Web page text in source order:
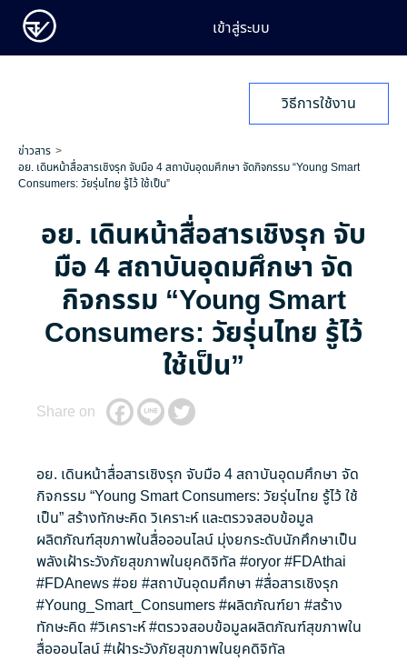
เข้าสู่ระบบ
วิธีการใช้งาน
ข่าวสาร
อย. เดินหน้าสื่อสารเชิงรุก จับมือ 4 สถาบันอุดมศึกษา จัดกิจกรรม “Young Smart
Consumers: วัยรุ่นไทย รู้ไว้ ใช้เป็น”
อย. เดินหน้าสื่อสารเชิงรุก จับ
มือ 4 สถาบันอุดมศึกษา จัด
กิจกรรม “Young Smart
Consumers: วัยรุ่นไทย รู้ไว้
ใช้เป็น”
Share on
อย. เดินหน้าสื่อสารเชิงรุก จับมือ 4 สถาบันอุดมศึกษา จัด
กิจกรรม “Young Smart Consumers: วัยรุ่นไทย รู้ไว้ ใช้
เป็น” สร้างทักษะคิด วิเคราะห์ และตรวจสอบข้อมูล
ผลิตภัณฑ์สุขภาพในสื่อออนไลน์ มุ่งยกระดับนักศึกษาเป็น
พลังเฝ้าระวังภัยสุขภาพในยุคดิจิทัล #oryor#FDAthai
#FDAnews#อย #สถาบันอุดมศึกษา #สื่อสารเชิงรุก
#Young_Smart_Consumers#ผลิตภัณฑ์ยา #สร้าง
ทักษะคิด #วิเคราะห์#ตรวจสอบข้อมูลผลิตภัณฑ์สุขภาพใน
สื่อออนไลน์#เฝ้าระวังภัยสุขภาพในยุคดิจิทัล